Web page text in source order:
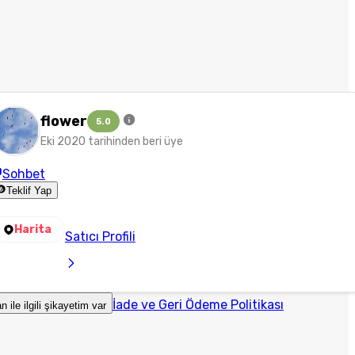
flower 5.0
Eki 2020 tarihinden beri üye
Sohbet
Teklif Yap
Harita Satıcı Profili
ile ilgili şikayetim var İade ve Geri Ödeme Politikası